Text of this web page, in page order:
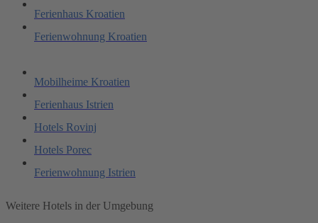
Ferienhaus Kroatien
Ferienwohnung Kroatien
Mobilheime Kroatien
Ferienhaus Istrien
Hotels Rovinj
Hotels Porec
Ferienwohnung Istrien
Weitere Hotels in der Umgebung